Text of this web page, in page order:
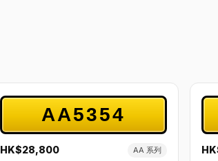
AA5354
HK$28,800 AA 系列